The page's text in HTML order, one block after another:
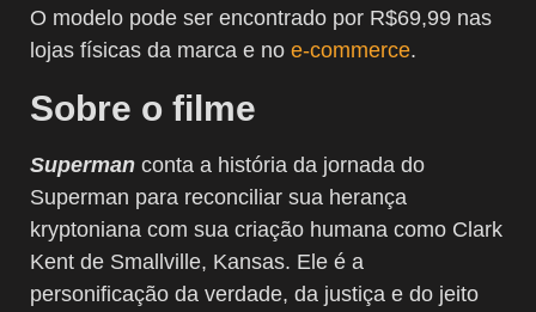
O modelo pode ser encontrado por R$69,99 nas
lojas físicas da marca e no e-commerce.
Sobre o filme
Superman conta a história da jornada do
Superman para reconciliar sua herança
kryptoniana com sua criação humana como Clark
Kent de Smallville, Kansas. Ele é a
personificação da verdade, da justiça e do jeito